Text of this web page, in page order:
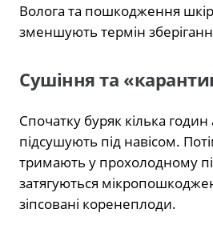
Волога та пошкодження
зменшують термін
Сушіння та
Спочатку буряк кілька годин
підсушують під навісом.
тримають у прохолодному
затягуються
зіпсовані коренеплоди.